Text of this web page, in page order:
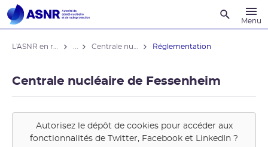
Menu
Réglementation
Centrale nucléaire de Fessenheim
Autorisez le dépôt de cookies pour accéder aux
fonctionnalités de Twitter, Facebook et LinkedIn ?